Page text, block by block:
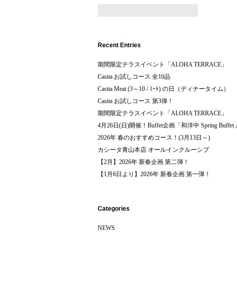
Recent Entries
期間限定テラスイベント「ALOHA TERRACE」
Casita お試しコース 全10品
Casita Meat (3～10 / ﾐｰﾄ) の日（ディナータイム）
Casita お試しコース 第3弾！
期間限定テラスイベント「ALOHA TERRACE」
4月26日(日)開催！Buffet企画「和洋中 Spring Buffet」
2026年 春のおすすめコース！(3月13日～)
カシータ青山本店 オールインクルーシブ
【2月】2026年 新春企画 第二弾！
【1月6日より】2026年 新春企画 第一弾！
Categories
NEWS